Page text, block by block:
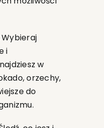
Wybieraj
i
w
orzechy,
do